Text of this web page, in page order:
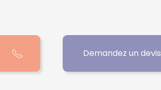
Demandez un devis